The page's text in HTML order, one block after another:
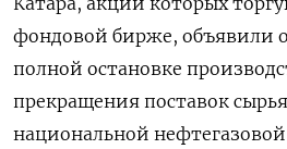
фондовой бирже, объявили
полной остановке
прекращения поставок
национальной